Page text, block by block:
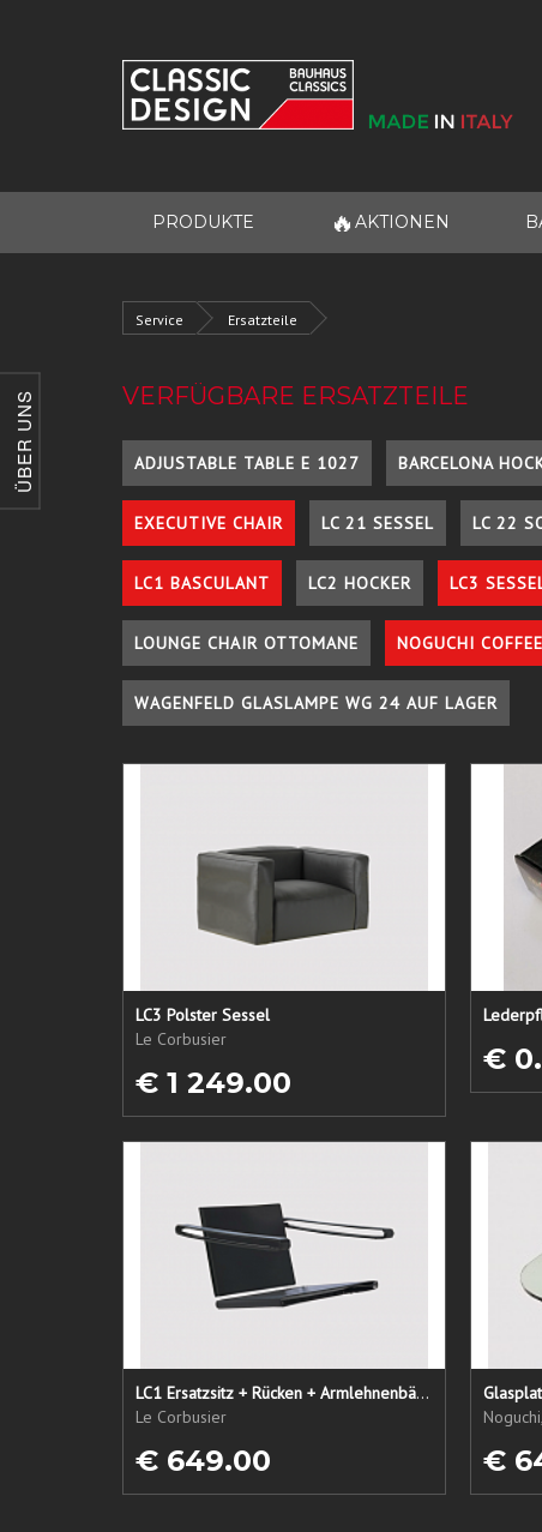
ÜBER UNS
PRODUKTE 🔥 AKTIONEN
Service Ersatzteile
VERFÜGBARE ERSATZTEILE
ADJUSTABLE TABLE E 1027 BARCELONA
EXECUTIVE CHAIR LC 21 SESSEL LC 22
LC1 BASCULANT LC2 HOCKER LC3
LOUNGE CHAIR OTTOMANE NOGUCHI
WAGENFELD GLASLAMPE WG 24 AUF LAGER
LC3 Polster Sessel
Le Corbusier
€ 1 249.00
€
LC1 Ersatzsitz + Rücken + Armlehnenbänder
Le Corbusier
€ 649.00 €